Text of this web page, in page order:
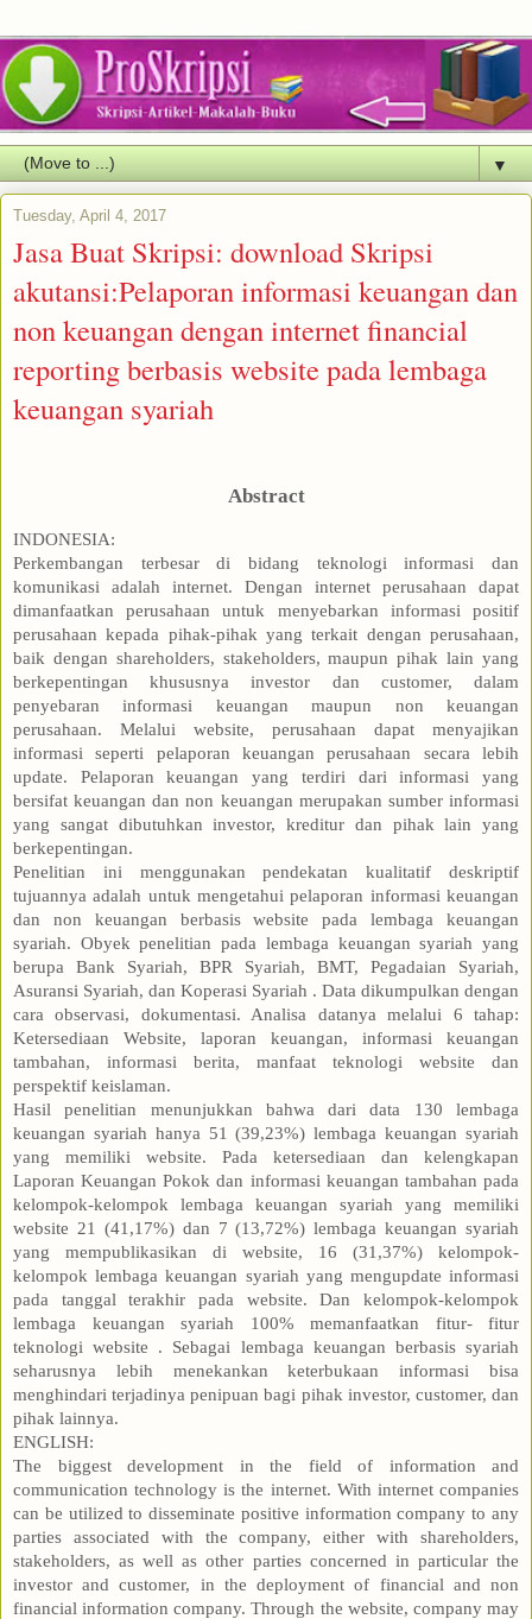
▼
Tuesday, April 4, 2017
Jasa Buat Skripsi: download Skripsi
akutansi:Pelaporan informasi keuangan dan
non keuangan dengan internet financial
reporting berbasis website pada lembaga
keuangan syariah
Abstract
INDONESIA:
Perkembangan terbesar di bidang teknologi informasi dan
komunikasi adalah internet. Dengan internet perusahaan dapat
dimanfaatkan perusahaan untuk menyebarkan informasi positif
perusahaan kepada pihak-pihak yang terkait dengan perusahaan,
baik dengan shareholders, stakeholders, maupun pihak lain yang
berkepentingan khususnya investor dan customer, dalam
penyebaran informasi keuangan maupun non keuangan
perusahaan. Melalui website, perusahaan dapat menyajikan
informasi seperti pelaporan keuangan perusahaan secara lebih
update. Pelaporan keuangan yang terdiri dari informasi yang
bersifat keuangan dan non keuangan merupakan sumber informasi
yang sangat dibutuhkan investor, kreditur dan pihak lain yang
berkepentingan.
Penelitian ini menggunakan pendekatan kualitatif deskriptif
tujuannya adalah untuk mengetahui pelaporan informasi keuangan
dan non keuangan berbasis website pada lembaga keuangan
syariah. Obyek penelitian pada lembaga keuangan syariah yang
berupa Bank Syariah, BPR Syariah, BMT, Pegadaian Syariah,
Asuransi Syariah, dan Koperasi Syariah . Data dikumpulkan dengan
cara observasi, dokumentasi. Analisa datanya melalui 6 tahap:
Ketersediaan Website, laporan keuangan, informasi keuangan
tambahan, informasi berita, manfaat teknologi website dan
perspektif keislaman.
Hasil penelitian menunjukkan bahwa dari data 130 lembaga
keuangan syariah hanya 51 (39,23%) lembaga keuangan syariah
yang memiliki website. Pada ketersediaan dan kelengkapan
Laporan Keuangan Pokok dan informasi keuangan tambahan pada
kelompok-kelompok lembaga keuangan syariah yang memiliki
website 21 (41,17%) dan 7 (13,72%) lembaga keuangan syariah
yang mempublikasikan di website, 16 (31,37%) kelompok-
kelompok lembaga keuangan syariah yang mengupdate informasi
pada tanggal terakhir pada website. Dan kelompok-kelompok
lembaga keuangan syariah 100% memanfaatkan fitur- fitur
teknologi website . Sebagai lembaga keuangan berbasis syariah
seharusnya lebih menekankan keterbukaan informasi bisa
menghindari terjadinya penipuan bagi pihak investor, customer, dan
pihak lainnya.
ENGLISH:
The biggest development in the field of information and
communication technology is the internet. With internet companies
can be utilized to disseminate positive information company to any
parties associated with the company, either with shareholders,
stakeholders, as well as other parties concerned in particular the
investor and customer, in the deployment of financial and non
financial information company. Through the website, company may